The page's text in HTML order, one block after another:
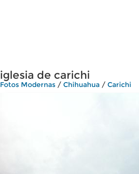
iglesia de carichi
Fotos Modernas / Chihuahua / Carichi